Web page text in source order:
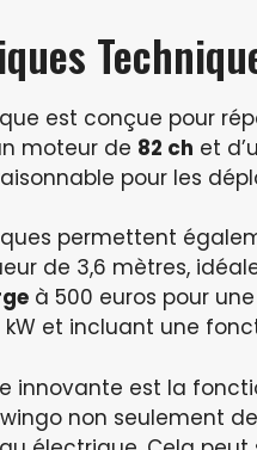
est conçue pour
moteur de 82 ch et
pour les
permettent
de 3,6 mètres,
à 500 euros pour
et incluant une
innovante est la
non seulement